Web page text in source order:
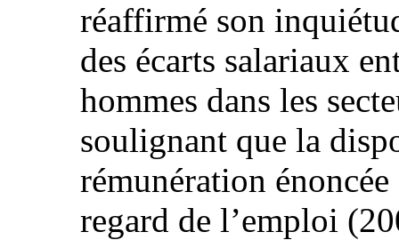
réaffirmé son
des écarts salariaux
hommes dans les
soulignant que la
rémunération
regard de l’emploi